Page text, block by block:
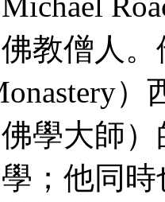
教僧人
學大師
；他同